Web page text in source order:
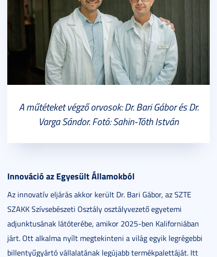
A műtéteket végző orvosok: Dr. Bari Gábor és Dr.
Varga Sándor. Fotó: Sahin-Tóth István
Innováció az Egyesült Államokból
Az innovatív eljárás akkor került Dr. Bari Gábor, az SZTE
SZAKK Szívsebészeti Osztály osztályvezető egyetemi
adjunktusának látóterébe, amikor 2025-ben Kaliforniában
járt. Ott alkalma nyílt megtekinteni a világ egyik legrégebbi
billentyűgyártó vállalatának legújabb termékpalettáját. Itt